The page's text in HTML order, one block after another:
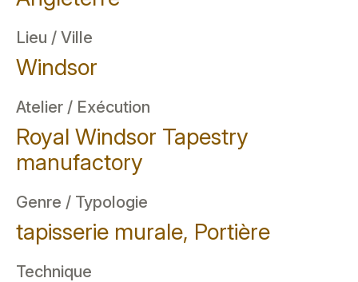
Lieu / Ville
Windsor
Atelier / Exécution
Royal Windsor Tapestry
manufactory
Genre / Typologie
tapisserie murale, Portière
Technique